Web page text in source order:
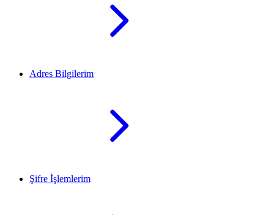
Adres Bilgilerim
Şifre İşlemlerim